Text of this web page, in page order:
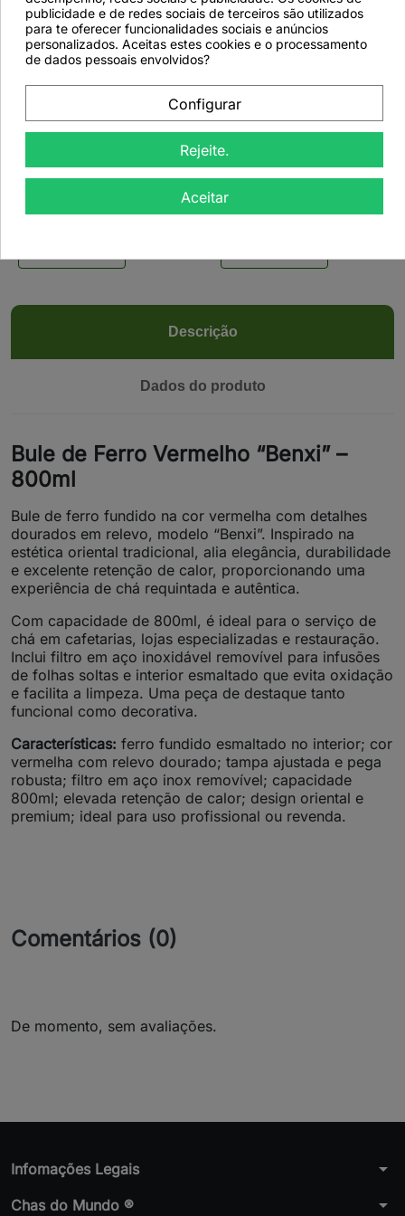

Bule de Ferro Vermelho
700ml

Bule de Ferro Vermelho
Tenshi - 800ml
Descrição
Dados do produto
Bule de Ferro Vermelho “Benxi” –
800ml
Bule de ferro fundido na cor vermelha com detalhes
dourados em relevo, modelo “Benxi”. Inspirado na
estética oriental tradicional, alia elegância, durabilidade
e excelente retenção de calor, proporcionando uma
experiência de chá requintada e autêntica.
Com capacidade de 800ml, é ideal para o serviço de
chá em cafetarias, lojas especializadas e restauração.
Inclui filtro em aço inoxidável removível para infusões
de folhas soltas e interior esmaltado que evita oxidação
e facilita a limpeza. Uma peça de destaque tanto
funcional como decorativa.
Características: ferro fundido esmaltado no interior; cor
vermelha com relevo dourado; tampa ajustada e pega
robusta; filtro em aço inox removível; capacidade
800ml; elevada retenção de calor; design oriental e
premium; ideal para uso profissional ou revenda.
Comentários (0)
De momento, sem avaliações.
Infomações Legais arrow_drop_down
Chas do Mundo ® arrow_drop_down
publicidade e de redes sociais de terceiros são utilizados
para te oferecer funcionalidades sociais e anúncios
personalizados. Aceitas estes cookies e o processamento
de dados pessoais envolvidos?
Configurar
Rejeite.
Aceitar